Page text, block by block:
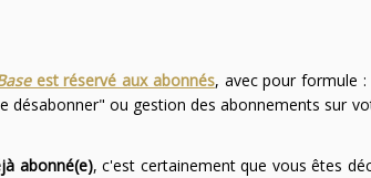
est réservé aux abonnés, avec pour formule :
ou gestion des abonnements sur
abonné(e), c'est certainement que vous êtes